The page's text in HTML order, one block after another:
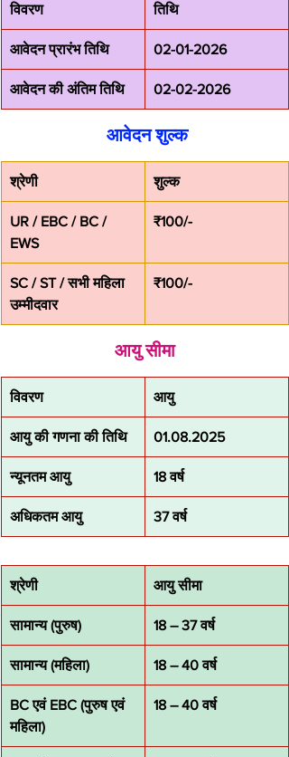
विवरण तिथि
आवेदन प्रारंभ तिथि 02-01-2026
आवेदन की अंतिम तिथि 02-02-2026
आवेदन शुल्क
श्रेणी शुल्क
UR / EBC / BC /
EWS
₹100/-
SC / ST / सभी महिला
उम्मीदवार
₹100/-
आयु सीमा
विवरण आयु
आयु की गणना की तिथि 01.08.2025
न्यूनतम आयु 18 वर्ष
अधिकतम आयु 37 वर्ष
श्रेणी आयु सीमा
सामान्य (पुरुष) 18 – 37 वर्ष
सामान्य (महिला) 18 – 40 वर्ष
BC एवं EBC (पुरुष एवं
महिला)
18 – 40 वर्ष